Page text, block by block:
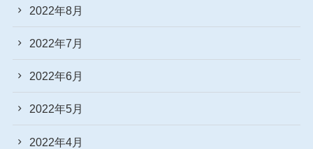
2022年8月
2022年7月
2022年6月
2022年5月
2022年4月